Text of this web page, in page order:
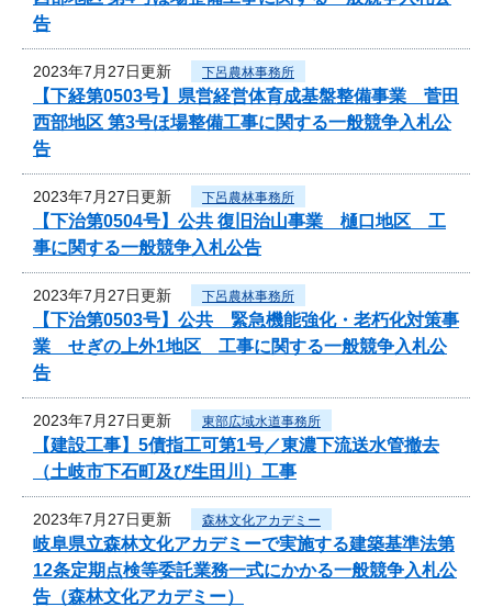
告
2023年7月27日更新 下呂農林事務所
【下経第0503号】県営経営体育成基盤整備事業 菅田
西部地区 第3号ほ場整備工事に関する一般競争入札公
告
2023年7月27日更新 下呂農林事務所
【下治第0504号】公共 復旧治山事業 樋口地区 工
事に関する一般競争入札公告
2023年7月27日更新 下呂農林事務所
【下治第0503号】公共 緊急機能強化・老朽化対策事
業 せぎの上外1地区 工事に関する一般競争入札公
告
2023年7月27日更新 東部広域水道事務所
【建設工事】5債指工可第1号／東濃下流送水管撤去
（土岐市下石町及び生田川）工事
2023年7月27日更新 森林文化アカデミー
岐阜県立森林文化アカデミーで実施する建築基準法第
12条定期点検等委託業務一式にかかる一般競争入札公
告（森林文化アカデミー）